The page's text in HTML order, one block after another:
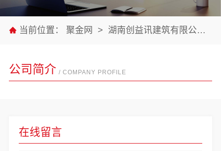
当前位置： 聚金网 > 湖南创益讯建筑有限公司
公司简介 / COMPANY PROFILE
在线留言